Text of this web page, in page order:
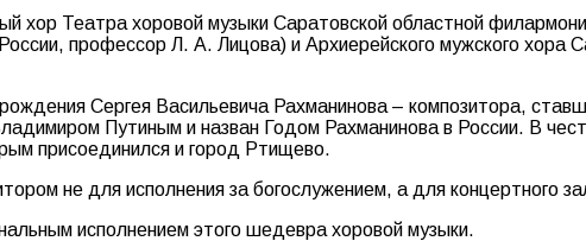
хор Театра хоровой музыки Саратовской областной
профессор Л. А. Лицова) и Архиерейского мужского хора
Сергея Васильевича Рахманинова – композитора,
Путиным и назван Годом Рахманинова в России. В
присоединился и город Ртищево.
не для исполнения за богослужением, а для концертного
исполнением этого шедевра хоровой музыки.